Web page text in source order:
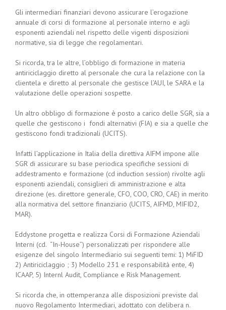
Gli intermediari finanziari devono assicurare l’erogazione
annuale di corsi di formazione al personale interno e agli
esponenti aziendali nel rispetto delle vigenti disposizioni
normative, sia di legge che regolamentari.
Si ricorda, tra le altre, l’obbligo di formazione in materia
antiriciclaggio diretto al personale che cura la relazione con la
clientela e diretto al personale che gestisce l’AUI, le SARA e la
valutazione delle operazioni sospette.
Un altro obbligo di formazione è posto a carico delle SGR, sia a
quelle che gestiscono i fondi alternativi (FIA) e sia a quelle che
gestiscono fondi tradizionali (UCITS).
Infatti l’applicazione in Italia della direttiva AIFM impone alle
SGR di assicurare su base periodica specifiche sessioni di
addestramento e formazione (cd induction session) rivolte agli
esponenti aziendali, consiglieri di amministrazione e alta
direzione (es. direttore generale, CFO, COO, CRO, CAE) in merito
alla normativa del settore finanziario (UCITS, AIFMD, MIFID2,
MAR).
Eddystone progetta e realizza Corsi di Formazione Aziendali
Interni (cd. “In-House”) personalizzati per rispondere alle
esigenze del singolo Intermediario sui seguenti temi: 1) MiFID
2) Antiriciclaggio ; 3) Modello 231 e responsabilità ente, 4)
ICAAP, 5) Internl Audit, Compliance e Risk Management.
Si ricorda che, in ottemperanza alle disposizioni previste dal
nuovo Regolamento Intermediari, adottato con delibera n.